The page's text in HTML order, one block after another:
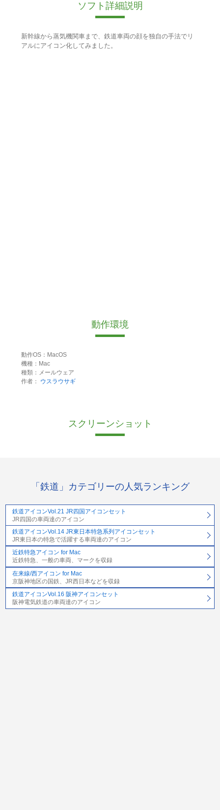
ソフト詳細説明
新幹線から蒸気機関車まで、鉄道車両の顔を独自の手法でリ
アルにアイコン化してみました。
動作環境
動作OS：MacOS
機種：Mac
種類：メールウェア
作者：
ウスラウサギ
スクリーンショット
「鉄道」カテゴリーの人気ランキング
鉄道アイコンVol.21 JR四国アイコンセット
JR四国の車両達のアイコン
鉄道アイコンVol.14 JR東日本特急系列アイコンセット
JR東日本の特急で活躍する車両達のアイコン
近鉄特急アイコン for Mac
近鉄特急、一般の車両、マークを収録
在来線/西アイコン for Mac
京阪神地区の国鉄、JR西日本などを収録
鉄道アイコンVol.16 阪神アイコンセット
阪神電気鉄道の車両達のアイコン